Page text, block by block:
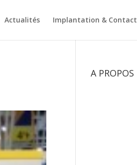
Actualités Implantation & Contact
A PROPOS